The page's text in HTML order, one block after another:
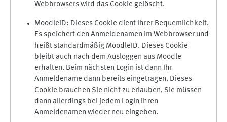
Webbrowsers wird das Cookie gelöscht.
MoodleID: Dieses Cookie dient Ihrer Bequemlichkeit.
Es speichert den Anmeldenamen im Webbrowser und
heißt standardmäßig MoodleID. Dieses Cookie
bleibt auch nach dem Ausloggen aus Moodle
erhalten. Beim nächsten Login ist dann Ihr
Anmeldename dann bereits eingetragen. Dieses
Cookie brauchen Sie nicht zu erlauben, Sie müssen
dann allerdings bei jedem Login Ihren
Anmeldenamen wieder neu eingeben.